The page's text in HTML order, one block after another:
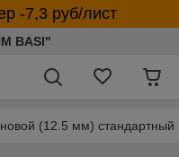
-7,3 руб/лист
BASI"
(12.5 мм)